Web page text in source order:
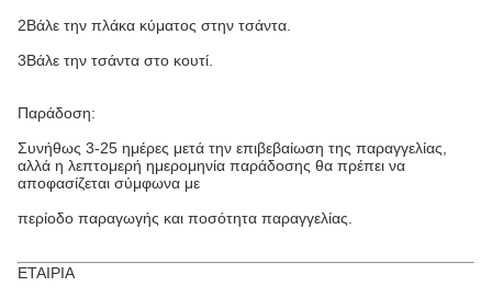
2Βάλε την πλάκα κύματος στην τσάντα.
3Βάλε την τσάντα στο κουτί.
Παράδοση:
Συνήθως 3-25 ημέρες μετά την επιβεβαίωση της παραγγελίας,
αλλά η λεπτομερή ημερομηνία παράδοσης θα πρέπει να
αποφασίζεται σύμφωνα με
περίοδο παραγωγής και ποσότητα παραγγελίας.
ΕΤΑΙΡΙΑ